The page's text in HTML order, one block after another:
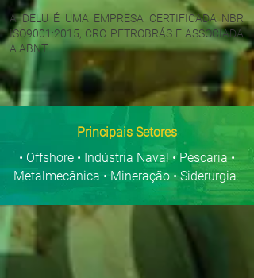
A DELU É UMA EMPRESA CERTIFICADA NBR
ISO9001:2015, CRC PETROBRÁS E ASSOCIADA
A ABNT.
• Offshore • Indústria Naval • Pescaria •
Metalmecânica • Mineração • Siderurgia.
Principais Setores